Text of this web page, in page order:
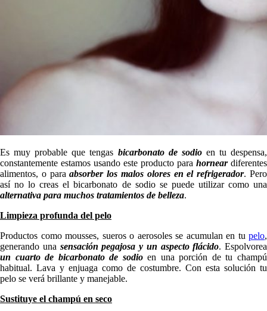
Es muy probable que tengas bicarbonato de sodioen tu despensa,
constantemente estamos usando este producto para hornear diferentes
alimentos, o paraabsorber los malos olores en el refrigerador. Pero
así no lo creas el bicarbonato de sodio se puede utilizar como una
alternativa para muchos tratamientos de belleza.
Limpieza profunda del pelo
Productos como mousses, sueros o aerosoles se acumulan en tu pelo,
generando una sensación pegajosa y un aspecto flácido. Espolvorea
un cuarto de bicarbonato de sodioen una porción de tu champú
habitual. Lava y enjuaga como de costumbre. Con esta solución tu
pelo se verá brillante y manejable.
Sustituye el champú en seco